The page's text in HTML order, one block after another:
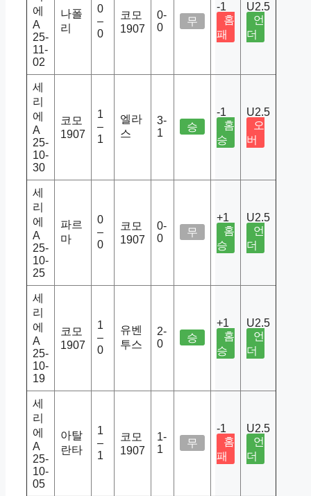
에
A
25-
11-
02
나폴
리
0
–
0
코모
1907
0-
0
무
-1
홈
패
U2.5
언
더
세
리
에
A
25-
10-
30
코모
1907
1
–
1
엘라
스
3-
1
승
-1
홈
승
U2.5
오
버
세
리
에
A
25-
10-
25
파르
마
0
–
0
코모
1907
0-
0
무
+1
홈
승
U2.5
언
더
세
리
에
A
25-
10-
19
코모
1907
1
–
0
유벤
투스
2-
0
승
+1
홈
승
U2.5
언
더
세
리
에
A
25-
10-
05
아탈
란타
1
–
1
코모
1907
1-
1
무
-1
홈
패
U2.5
언
더